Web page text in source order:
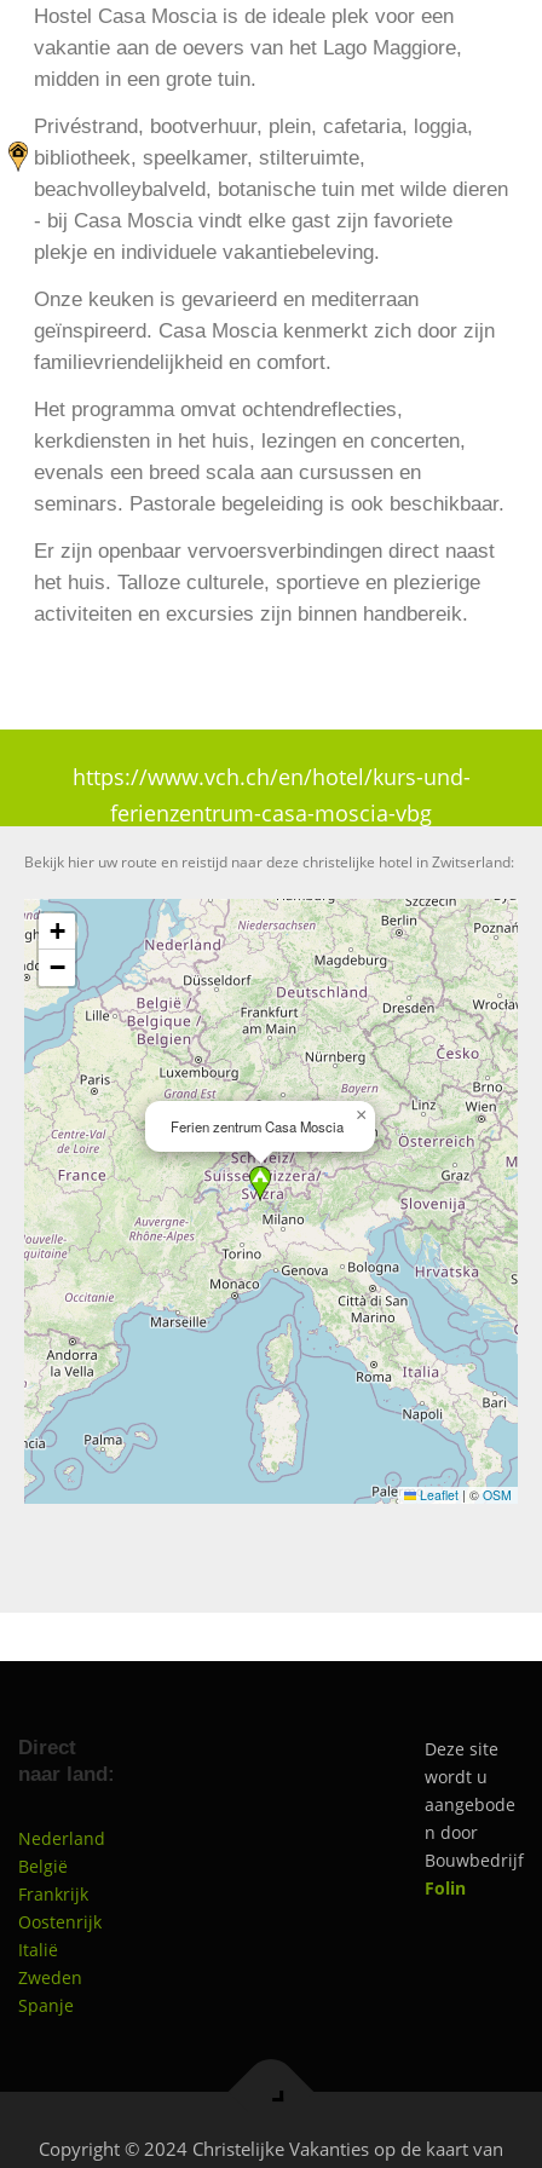
Hostel Casa Moscia is de ideale plek voor een
vakantie aan de oevers van het Lago Maggiore,
midden in een grote tuin.
Privéstrand, bootverhuur, plein, cafetaria, loggia,
bibliotheek, speelkamer, stilteruimte,
beachvolleybalveld, botanische tuin met wilde dieren
- bij Casa Moscia vindt elke gast zijn favoriete
plekje en individuele vakantiebeleving.
Onze keuken is gevarieerd en mediterraan
geïnspireerd. Casa Moscia kenmerkt zich door zijn
familievriendelijkheid en comfort.
Het programma omvat ochtendreflecties,
kerkdiensten in het huis, lezingen en concerten,
evenals een breed scala aan cursussen en
seminars. Pastorale begeleiding is ook beschikbaar.
Er zijn openbaar vervoersverbindingen direct naast
het huis. Talloze culturele, sportieve en plezierige
activiteiten en excursies zijn binnen handbereik.
https://www.vch.ch/en/hotel/kurs-und-
ferienzentrum-casa-moscia-vbg
Bekijk hier uw route en reistijd naar deze christelijke hotel in Zwitserland:
Ferien zentrum Casa Moscia
×
+
−
Leaflet | © OSM
Direct
naar land:
Nederland
België
Frankrijk
Oostenrijk
Italië
Zweden
Spanje
Deze site
wordt u
aangebode
n door
Bouwbedrijf
Folin